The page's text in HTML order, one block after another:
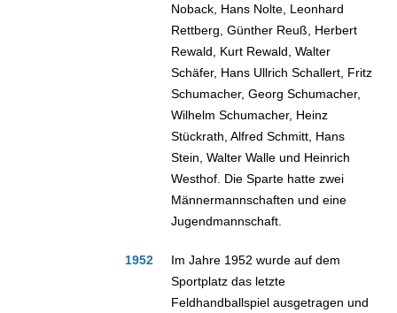
Noback, Hans Nolte, Leonhard
Rettberg, Günther Reuß, Herbert
Rewald, Kurt Rewald, Walter
Schäfer, Hans Ullrich Schallert, Fritz
Schumacher, Georg Schumacher,
Wilhelm Schumacher, Heinz
Stückrath, Alfred Schmitt, Hans
Stein, Walter Walle und Heinrich
Westhof. Die Sparte hatte zwei
Männermannschaften und eine
Jugendmannschaft.
1952
Im Jahre 1952 wurde auf dem
Sportplatz das letzte
Feldhandballspiel ausgetragen und